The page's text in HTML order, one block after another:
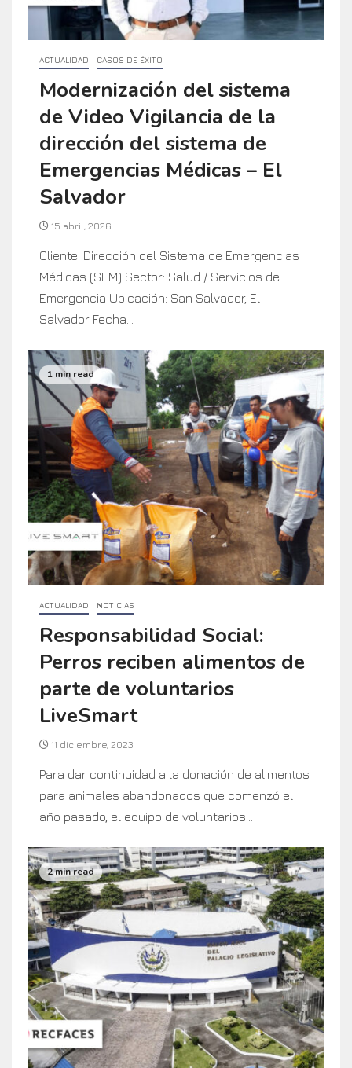
ACTUALIDAD CASOS DE ÉXITO
Modernización del sistema
de Video Vigilancia de la
dirección del sistema de
Emergencias Médicas – El
Salvador
15 abril, 2026
Cliente: Dirección del Sistema de Emergencias
Médicas (SEM) Sector: Salud / Servicios de
Emergencia Ubicación: San Salvador, El
Salvador Fecha...
1 min read
ACTUALIDAD NOTICIAS
Responsabilidad Social:
Perros reciben alimentos de
parte de voluntarios
LiveSmart
11 diciembre, 2023
Para dar continuidad a la donación de alimentos
para animales abandonados que comenzó el
año pasado, el equipo de voluntarios...
2 min read